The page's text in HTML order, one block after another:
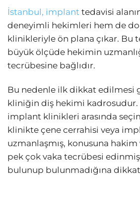
İstanbul, implant tedavisi
deneyimli hekimleri hem de
klinikleriyle ön plana çıkar. Bu
büyük ölçüde hekimin
tecrübesine bağlıdır.
Bu nedenle ilk dikkat edilmesi
kliniğin diş hekimi kadrosudur.
implant klinikleri arasında
klinikte çene cerrahisi veya
uzmanlaşmış, konusuna hakim
pek çok vaka tecrübesi
bulunup bulunmadığına